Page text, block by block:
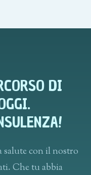
DI
salute con il nostro
Che tu abbia